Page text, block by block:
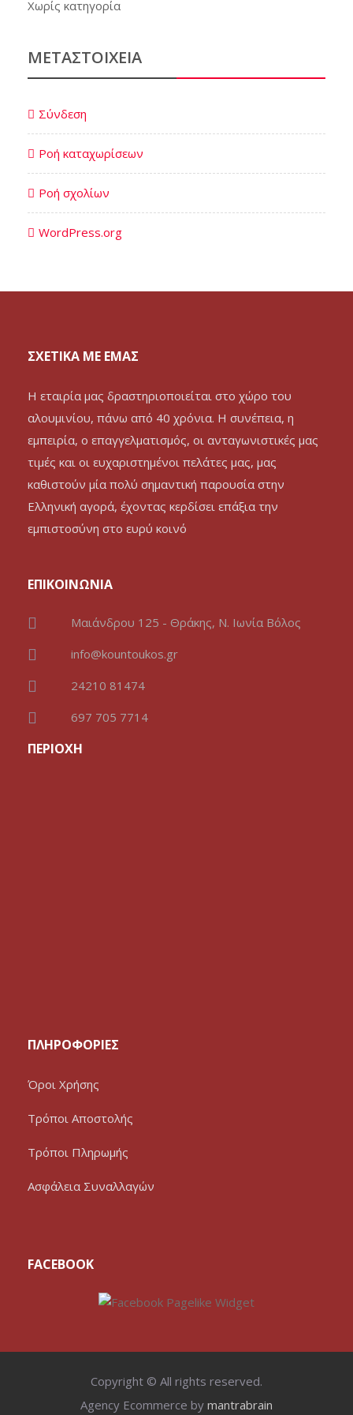
Χωρίς κατηγορία
ΜΕΤΑΣΤΟΙΧΕΊΑ
Σύνδεση
Ροή καταχωρίσεων
Ροή σχολίων
WordPress.org
ΣΧΕΤΙΚΑ ΜΕ ΕΜΑΣ
Η εταιρία μας δραστηριοποιείται στο χώρο του
αλουμινίου, πάνω από 40 χρόνια. Η συνέπεια, η
εμπειρία, ο επαγγελματισμός, οι ανταγωνιστικές μας
τιμές και οι ευχαριστημένοι πελάτες μας, μας
καθιστούν μία πολύ σημαντική παρουσία στην
Ελληνική αγορά, έχοντας κερδίσει επάξια την
εμπιστοσύνη στο ευρύ κοινό
ΕΠΙΚΟΙΝΩΝΙΑ
Μαιάνδρου 125 - Θράκης, Ν. Ιωνία Βόλος
info@kountoukos.gr
24210 81474
697 705 7714
ΠΕΡΙΟΧΗ
ΠΛΗΡΟΦΟΡΙΕΣ
Όροι Χρήσης
Τρόποι Αποστολής
Τρόποι Πληρωμής
Ασφάλεια Συναλλαγών
FACEBOOK
Copyright © All rights reserved.
Agency Ecommerce by mantrabrain